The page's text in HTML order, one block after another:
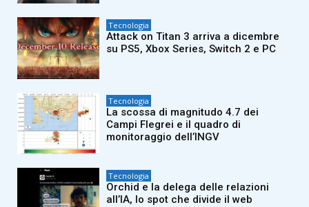
Tecnologia
Attack on Titan 3 arriva a dicembre
su PS5, Xbox Series, Switch 2 e PC
Tecnologia
La scossa di magnitudo 4.7 dei
Campi Flegrei e il quadro di
monitoraggio dell’INGV
Tecnologia
Orchid e la delega delle relazioni
all’IA, lo spot che divide il web